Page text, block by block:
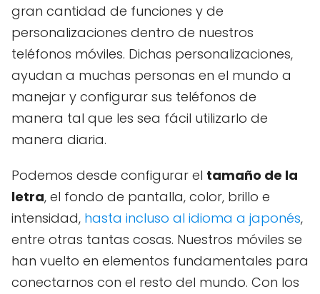
gran cantidad de funciones y de
personalizaciones dentro de nuestros
teléfonos móviles. Dichas personalizaciones,
ayudan a muchas personas en el mundo a
manejar y configurar sus teléfonos de
manera tal que les sea fácil utilizarlo de
manera diaria.
Podemos desde configurar el tamaño de la
letra, el fondo de pantalla, color, brillo e
intensidad, hasta incluso al idioma a japonés,
entre otras tantas cosas. Nuestros móviles se
han vuelto en elementos fundamentales para
conectarnos con el resto del mundo. Con los